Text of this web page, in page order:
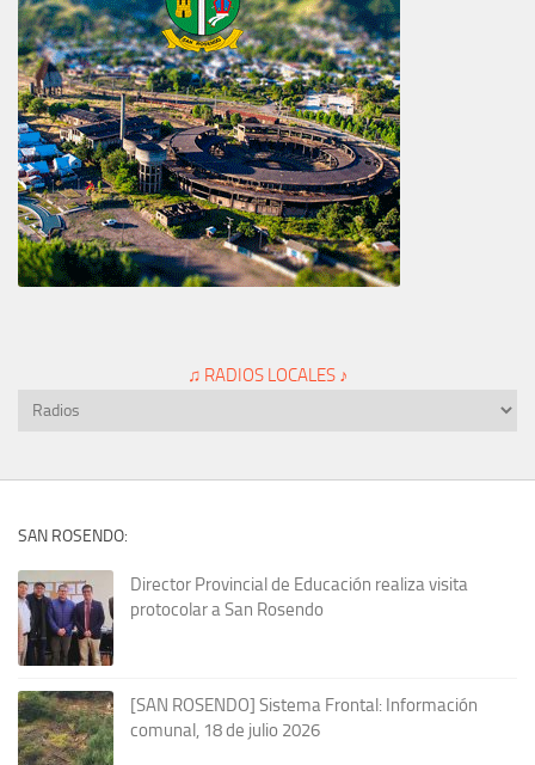
♫ RADIOS LOCALES ♪
SAN ROSENDO:
Director Provincial de Educación realiza visita
protocolar a San Rosendo
[SAN ROSENDO] Sistema Frontal: Información
comunal, 18 de julio 2026